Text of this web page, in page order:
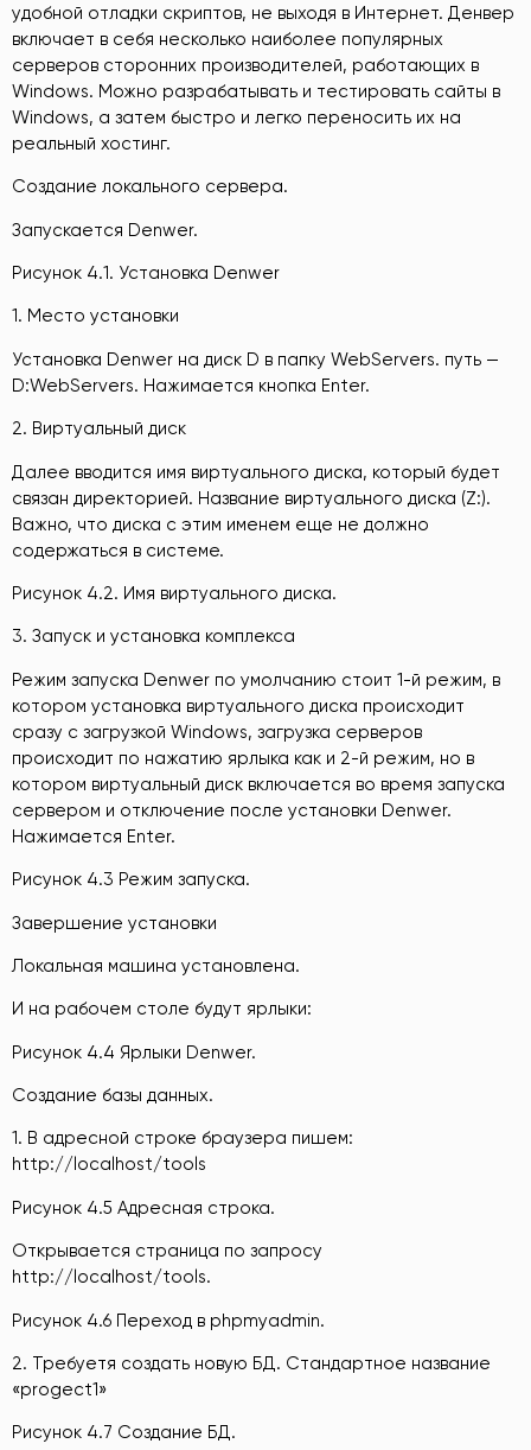
удобной отладки скриптов, не выходя в Интернет. Денвер
включает в себя несколько наиболее популярных
серверов сторонних производителей, работающих в
Windows. Можно разрабатывать и тестировать сайты в
Windows, а затем быстро и легко переносить их на
реальный хостинг.
Создание локального сервера.
Запускается Denwer.
Рисунок 4.1. Установка Denwer
1. Место установки
Установка Denwer на диск D в папку WebServers. путь —
D:WebServers. Нажимается кнопка Enter.
2. Виртуальный диск
Далее вводится имя виртуального диска, который будет
связан директорией. Название виртуального диска (Z:).
Важно, что диска с этим именем еще не должно
содержаться в системе.
Рисунок 4.2. Имя виртуального диска.
3. Запуск и установка комплекса
Режим запуска Denwer по умолчанию стоит 1-й режим, в
котором установка виртуального диска происходит
сразу с загрузкой Windows, загрузка серверов
происходит по нажатию ярлыка как и 2-й режим, но в
котором виртуальный диск включается во время запуска
сервером и отключение после установки Denwer.
Нажимается Enter.
Рисунок 4.3 Режим запуска.
Завершение установки
Локальная машина установлена.
И на рабочем столе будут ярлыки:
Рисунок 4.4 Ярлыки Denwer.
Создание базы данных.
1. В адресной строке браузера пишем:
http://localhost/tools
Рисунок 4.5 Адресная строка.
Открывается страница по запросу
http://localhost/tools.
Рисунок 4.6 Переход в phpmyadmin.
2. Требуетя создать новую БД. Стандартное название
«progect1»
Рисунок 4.7 Создание БД.